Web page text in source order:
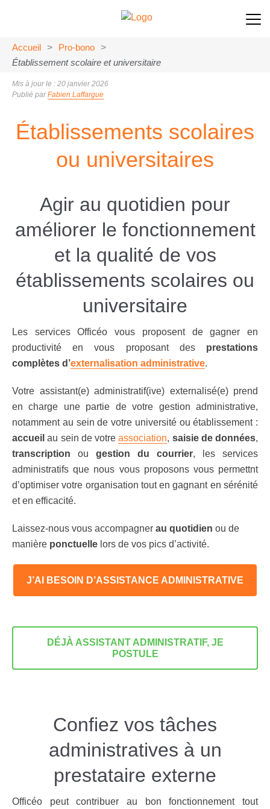
Accueil > Pro-bono
>
Établissement scolaire et universitaire
Mis à jour le : 20 janvier 2026
Publié parFabien Laffargue
Établissements scolaires
ou universitaires
Agir au quotidien pour
améliorer le fonctionnement
et la qualité de vos
établissements scolaires ou
universitaire
Les services Officéo vous proposent de gagner en
productivité en vous proposant des prestations
complètes d’externalisation administrative.
Votre assistant(e) administratif(ive) externalisé(e) prend
en charge une partie de votre gestion administrative,
notamment au sein de votre université ou établissement :
accueil au sein de votreassociation, saisie de données,
transcription ou gestion du courrier, les services
administratifs que nous vous proposons vous permettnt
d’optimiser votre organisation tout en gagnant en sérénité
et en efficacité.
Laissez-nous vous accompagner au quotidien ou de
manière ponctuelle lors de vos pics d’activité.
J’AI BESOIN D’ASSISTANCE ADMINISTRATIVE
DÉJÀ ASSISTANT ADMINISTRATIF, JE
POSTULE
Confiez vos tâches
administratives à un
prestataire externe
Officéo peut contribuer au bon fonctionnement tout